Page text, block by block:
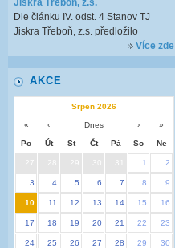
Jiskra Třeboň, z.s.
Dle článku IV. odst. 4 Stanov TJ
Jiskra Třeboň, z.s. předložilo
Více zde
AKCE
Srpen 2026
« ‹ Dnes › »
Po Út St Čt Pá So Ne
27 29 30 31 1 2
3 4 5 6 7 8 9
10 11 12 13 14 15 16
17 18 19 20 21 22 23
24 25 26 27 28 29 30